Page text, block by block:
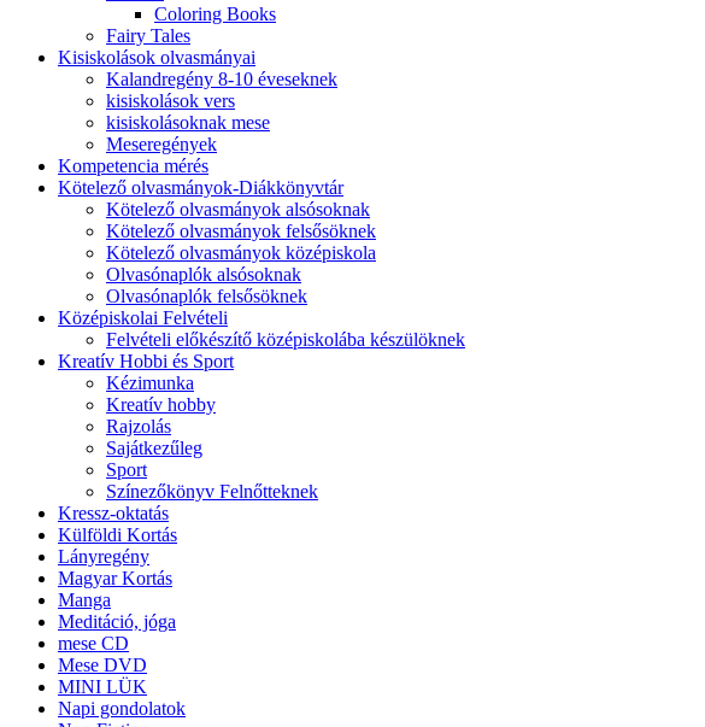
Coloring Books
Fairy Tales
Kisiskolások olvasmányai
Kalandregény 8-10 éveseknek
kisiskolások vers
kisiskolásoknak mese
Meseregények
Kompetencia mérés
Kötelező olvasmányok-Diákkönyvtár
Kötelező olvasmányok alsósoknak
Kötelező olvasmányok felsősöknek
Kötelező olvasmányok középiskola
Olvasónaplók alsósoknak
Olvasónaplók felsősöknek
Középiskolai Felvételi
Felvételi előkészítő középiskolába készülöknek
Kreatív Hobbi és Sport
Kézimunka
Kreatív hobby
Rajzolás
Sajátkezűleg
Sport
Színezőkönyv Felnőtteknek
Kressz-oktatás
Külföldi Kortás
Lányregény
Magyar Kortás
Manga
Meditáció, jóga
mese CD
Mese DVD
MINI LÜK
Napi gondolatok